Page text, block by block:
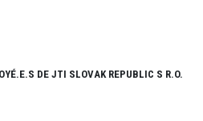
DE JTI SLOVAK REPUBLIC S R.O.